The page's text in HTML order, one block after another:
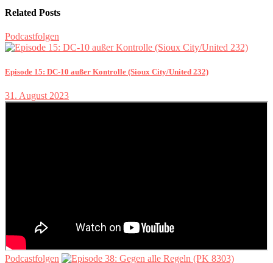
Related Posts
Podcastfolgen
Episode 15: DC-10 außer Kontrolle (Sioux City/United 232)
31. August 2023
Podcastfolgen